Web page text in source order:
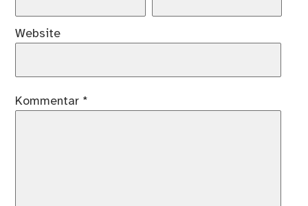
Website
Kommentar *